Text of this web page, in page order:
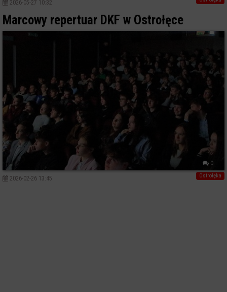
2026-05-27 10:32
Marcowy repertuar DKF w Ostrołęce
0
Ostrołęka
2026-02-26 13:45